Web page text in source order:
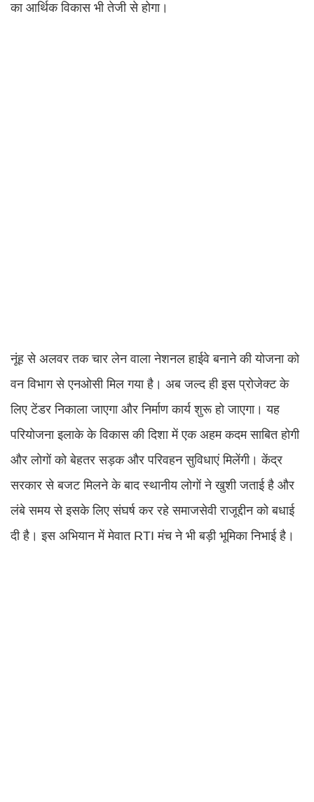
का आर्थिक विकास भी तेजी से होगा।
नूंह से अलवर तक चार लेन वाला नेशनल हाईवे बनाने की योजना को
वन विभाग से एनओसी मिल गया है। अब जल्द ही इस प्रोजेक्ट के
लिए टेंडर निकाला जाएगा और निर्माण कार्य शुरू हो जाएगा। यह
परियोजना इलाके के विकास की दिशा में एक अहम कदम साबित होगी
और लोगों को बेहतर सड़क और परिवहन सुविधाएं मिलेंगी। केंद्र
सरकार से बजट मिलने के बाद स्थानीय लोगों ने खुशी जताई है और
लंबे समय से इसके लिए संघर्ष कर रहे समाजसेवी राजूद्दीन को बधाई
दी है। इस अभियान में मेवात RTI मंच ने भी बड़ी भूमिका निभाई है।